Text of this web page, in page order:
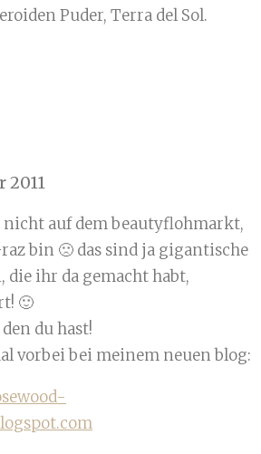
Puder, Terra del Sol.
2011
nicht auf dem beautyflohmarkt,
bin 🙁 das sind ja gigantische
die ihr da gemacht habt,
🙂
du hast!
vorbei bei meinem neuen blog: